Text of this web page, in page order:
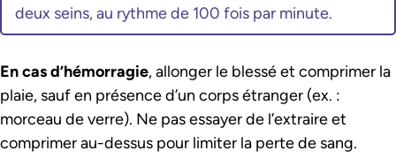
deux seins, au rythme de 100 fois par minute.
En cas d’hémorragie, allonger le blessé et comprimer la
plaie, sauf en présence d’un corps étranger (ex. :
morceau de verre). Ne pas essayer de l’extraire et
comprimer au-dessus pour limiter la perte de sang.